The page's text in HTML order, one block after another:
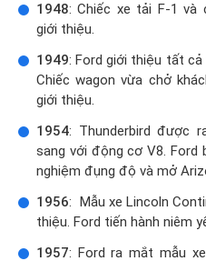
1948: Chiếc xe tải F-1 và
giới thiệu.
1949: Ford giới thiệu tất cả
Chiếc wagon vừa chở
giới thiệu.
1954: Thunderbird được
sang với động cơ V8.
nghiệm đụng độ và mở
1956: Mẫu xe Lincoln
thiệu. Ford tiến hành niêm
1957: Ford ra mắt mẫu